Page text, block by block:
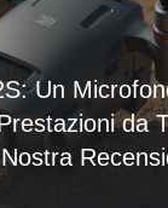
Un
da